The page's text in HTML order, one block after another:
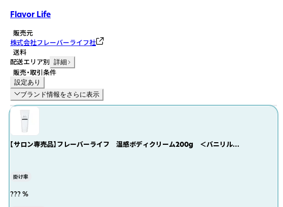
Flavor Life
販売元
株式会社フレーバーライフ社
送料
配送エリア別 詳細
販売・取引条件
設定あり
ブランド情報をさらに表示
【サロン専売品】フレーバーライフ 温感ボディクリーム200g ＜バニリルブ
掛け率
??? %